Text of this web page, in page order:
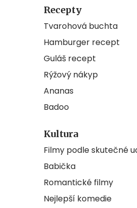
Recepty
Tvarohová buchta
Hamburger recept
Guláš recept
Rýžový nákyp
Ananas
Badoo
Kultura
Filmy podle skutečné
Babička
Romantické filmy
Nejlepší komedie